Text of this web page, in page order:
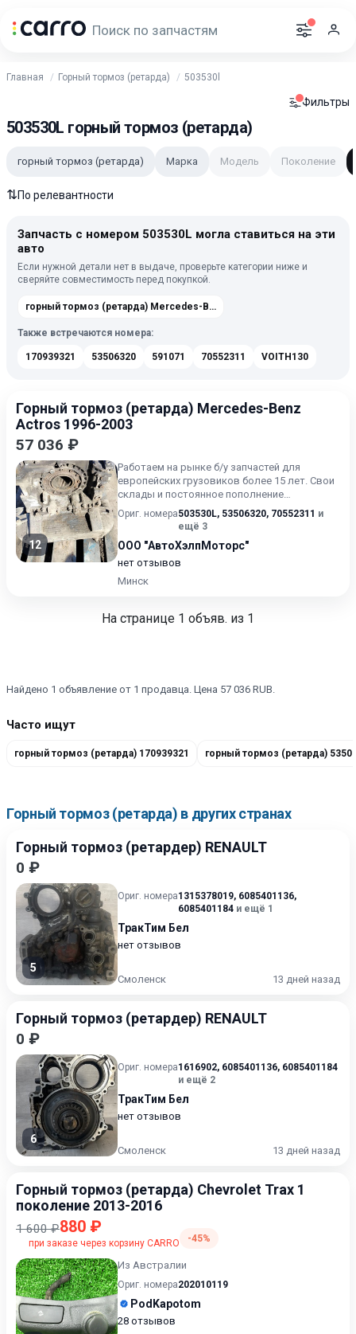
Главная Горный тормоз (ретарда) 503530l
Фильтры
503530L горный тормоз (ретарда)
горный тормоз (ретарда) Марка Модель Поколение
⇅По релевантности
Запчасть с номером 503530L могла ставиться на эти
авто
Если нужной детали нет в выдаче, проверьте категории ниже и
сверяйте совместимость перед покупкой.
горный тормоз (ретарда) Mercedes-Benz Actros (MP1) 1996-2003
Также встречаются номера:
170939321 53506320 591071 70552311 VOITH130
Горный тормоз (ретарда) Mercedes-Benz
Actros 1996-2003
57 036 ₽
12
Работаем на рынке б/у запчастей для
европейских грузовиков более 15 лет. Свои
склады и постоянное пополнение
ассортимента запчастей. Широкий...
Ориг. номера503530L, 53506320, 70552311 и
ещё 3
ООО "АвтоХэлпМоторс"
нет отзывов
Минск
На странице 1 объяв. из 1
Найдено 1 объявление от 1 продавца. Цена 57 036 RUB.
Часто ищут
горный тормоз (ретарда) 170939321 горный тормоз (ретарда)
Горный тормоз (ретарда) в других странах
Горный тормоз (ретардер) RENAULT
0 ₽
5
Ориг. номера1315378019, 6085401136,
6085401184 и ещё 1
ТракТим Бел
нет отзывов
Смоленск 13 дней назад
Горный тормоз (ретардер) RENAULT
0 ₽
6
Ориг. номера1616902, 6085401136, 6085401184
и ещё 2
ТракТим Бел
нет отзывов
Смоленск 13 дней назад
Горный тормоз (ретарда) Chevrolet Trax 1
поколение 2013-2016
1 600 ₽880 ₽
при заказе через корзину CARRO -45%
Из Австралии
Ориг. номера202010119
PodKapotom
28 отзывов